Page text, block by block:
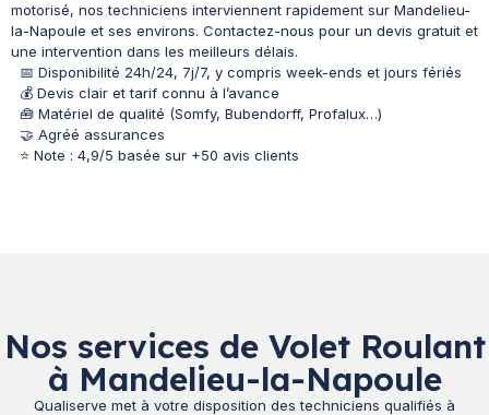
motorisé, nos techniciens interviennent rapidement sur Mandelieu-
la-Napoule et ses environs. Contactez-nous pour un devis gratuit et
une intervention dans les meilleurs délais.
📅 Disponibilité 24h/24, 7j/7, y compris week-ends et jours fériés
💰 Devis clair et tarif connu à l’avance
🧰 Matériel de qualité (Somfy, Bubendorff, Profalux…)
🤝 Agréé assurances
⭐ Note : 4,9/5 basée sur +50 avis clients
Nos services de Volet Roulant
à Mandelieu-la-Napoule
Qualiserve met à votre disposition des techniciens qualifiés à